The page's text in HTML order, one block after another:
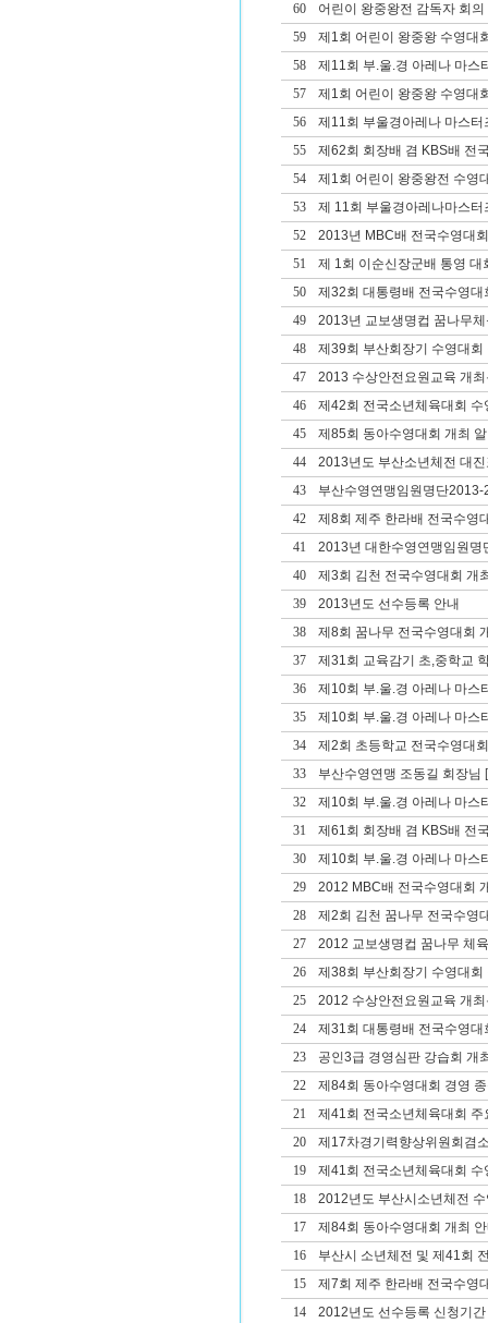
60
어린이 왕중왕전 감독자 회의
59
제1회 어린이 왕중왕 수영대
58
제11회 부.울.경 아레나 마스
57
제1회 어린이 왕중왕 수영대
56
제11회 부울경아레나 마스터
55
제62회 회장배 겸 KBS배 전
54
제1회 어린이 왕중왕전 수영
53
제 11회 부울경아레나마스터
52
2013년 MBC배 전국수영대
51
제 1회 이순신장군배 통영 대
50
제32회 대통령배 전국수영대
49
2013년 교보생명컵 꿈나무
48
제39회 부산회장기 수영대
47
2013 수상안전요원교육 개최
46
제42회 전국소년체육대회 수
45
제85회 동아수영대회 개최
44
2013년도 부산소년체전 대진
43
부산수영연맹임원명단2013-
42
제8회 제주 한라배 전국수영
41
2013년 대한수영연맹임원명
40
제3회 김천 전국수영대회 개
39
2013년도 선수등록 안내
38
제8회 꿈나무 전국수영대회
37
제31회 교육감기 초,중학교
36
제10회 부.울.경 아레나 마스
35
제10회 부.울.경 아레나 마스
34
제2회 초등학교 전국수영대
33
부산수영연맹 조동길 회장님
32
제10회 부.울.경 아레나 마스
31
제61회 회장배 겸 KBS배 전
30
제10회 부.울.경 아레나 마스
29
2012 MBC배 전국수영대회
28
제2회 김천 꿈나무 전국수영
27
2012 교보생명컵 꿈나무 체
26
제38회 부산회장기 수영대
25
2012 수상안전요원교육 개최
24
제31회 대통령배 전국수영대
23
공인3급 경영심판 강습회 개
22
제84회 동아수영대회 경영
21
제41회 전국소년체육대회 주
20
제17차경기력향상위원회겸
19
제41회 전국소년체육대회 수
18
2012년도 부산시소년체전
17
제84회 동아수영대회 개최
16
부산시 소년체전 및 제41회
15
제7회 제주 한라배 전국수영
14
2012년도 선수등록 신청기간